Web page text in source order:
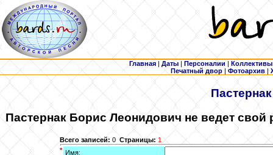
Главная | Даты | Персоналии | Коллективы
Печатный двор |Фотоархив |
Пастернак
ПастернакБорис Леонидович не ведет
Всего записей: 0 Страницы: 1
* Имя: